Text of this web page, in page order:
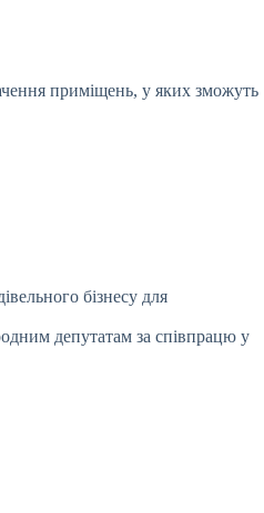
примiщень, у яких зможуть
бiзнесу для
депутатам за спiвпрацю у